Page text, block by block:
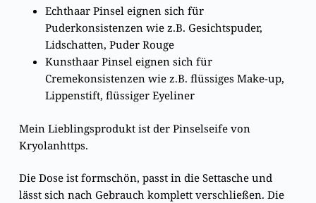
Echthaar Pinsel eignen sich für
Puderkonsistenzen wie z.B. Gesichtspuder,
Lidschatten, Puder Rouge
Kunsthaar Pinsel eignen sich für
Cremekonsistenzen wie z.B. flüssiges Make-up,
Lippenstift, flüssiger Eyeliner
Mein Lieblingsprodukt ist der Pinselseife von
Kryolanhttps.
Die Dose ist formschön, passt in die Settasche und
lässt sich nach Gebrauch komplett verschließen. Die